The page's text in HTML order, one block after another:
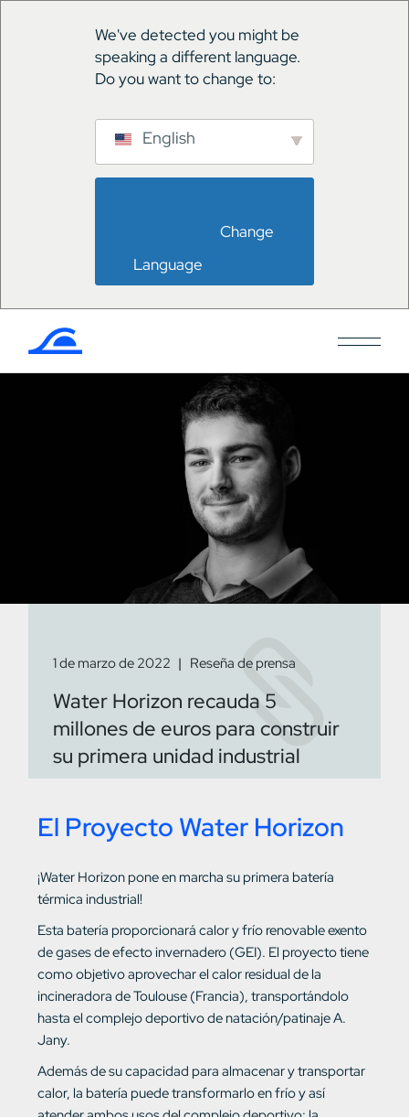
We've detected you might be
speaking a different language.
Do you want to change to:
English
Language
1 de marzo de 2022 Reseña de prensa
Water Horizon recauda 5
millones de euros para construir
su primera unidad industrial
El Proyecto Water Horizon
¡Water Horizon pone en marcha su primera batería
térmica industrial!
Esta batería proporcionará calor y frío renovable exento
de gases de efecto invernadero (GEI). El proyecto tiene
como objetivo aprovechar el calor residual de la
incineradora de Toulouse (Francia), transportándolo
hasta el complejo deportivo de natación/patinaje A.
Jany.
Además de su capacidad para almacenar y transportar
calor, la batería puede transformarlo en frío y así